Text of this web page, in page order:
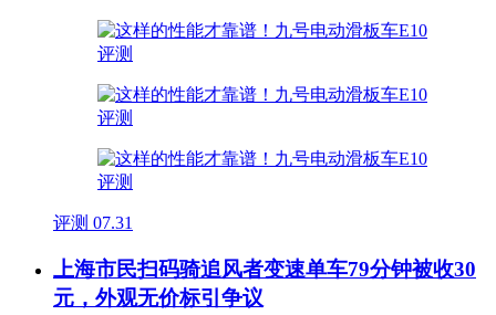
评测 07.31
上海市民扫码骑追风者变速单车79分钟被收30
元，外观无价标引争议